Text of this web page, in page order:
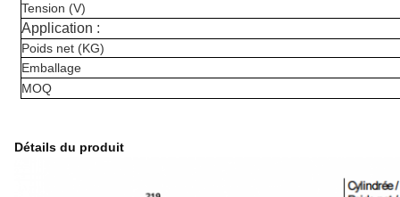
Tension (V)
Application :
Poids net (KG)
Emballage
MOQ
Détails du produit